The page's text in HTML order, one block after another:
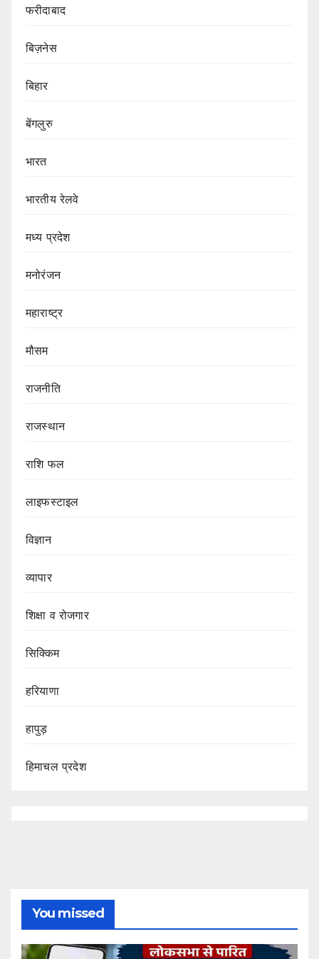
फरीदाबाद
बिज़नेस
बिहार
बेंगलुरु
भारत
भारतीय रेलवे
मध्य प्रदेश
मनोरंजन
महाराष्ट्र
मौसम
राजनीति
राजस्थान
राशि फल
लाइफस्टाइल
विज्ञान
व्यापार
शिक्षा व रोजगार
सिक्किम
हरियाणा
हापुड़
हिमाचल प्रदेश
You missed